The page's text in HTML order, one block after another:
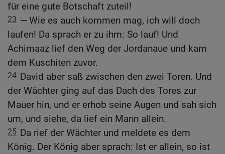
für eine gute Botschaft zuteil!
23 — Wie es auch kommen mag, ich will doch
laufen! Da sprach er zu ihm: So lauf! Und
Achimaaz lief den Weg der Jordanaue und kam
dem Kuschiten zuvor.
24 David aber saß zwischen den zwei Toren. Und
der Wächter ging auf das Dach des Tores zur
Mauer hin, und er erhob seine Augen und sah sich
um, und siehe, da lief ein Mann allein.
25 Da rief der Wächter und meldete es dem
König. Der König aber sprach: Ist er allein, so ist